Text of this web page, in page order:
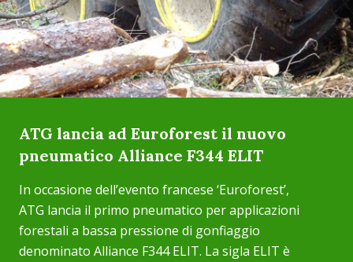
ATG lancia ad Euroforest il nuovo
pneumatico Alliance F344 ELIT
In occasione dell’evento francese ‘Euroforest’,
ATG lancia il primo pneumatico per applicazioni
forestali a bassa pressione di gonfiaggio
denominato Alliance F344 ELIT. La sigla ELIT è